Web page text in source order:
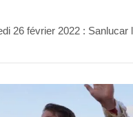
26 février 2022 : Sanlucar